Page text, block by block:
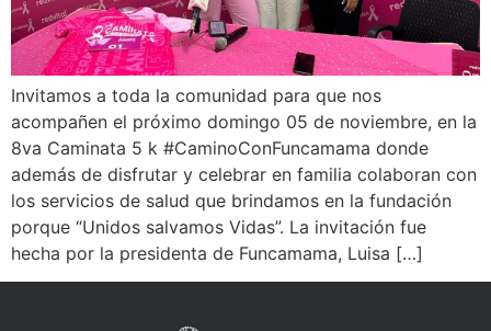
Invitamos a toda la comunidad para que nos
acompañen el próximo domingo 05 de noviembre, en la
8va Caminata 5 k #CaminoConFuncamama donde
además de disfrutar y celebrar en familia colaboran con
los servicios de salud que brindamos en la fundación
porque “Unidos salvamos Vidas”. La invitación fue
hecha por la presidenta de Funcamama, Luisa […]